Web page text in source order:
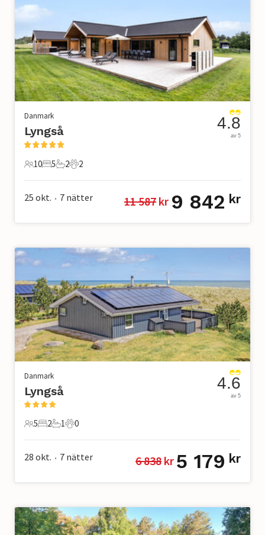
Danmark
Lyngså
10 Gäster
10
5 Sovrum
5
2 Badrum
2
2 Husdjur
2
4.8
av 5
25 okt. • 7 nätter 11 587 kr 9 842 kr
Danmark
Lyngså
5 Gäster
5
2 Sovrum
2
1 Badrum
1
0 Husdjur
0
4.6
av 5
28 okt. • 7 nätter 6 838 kr 5 179 kr